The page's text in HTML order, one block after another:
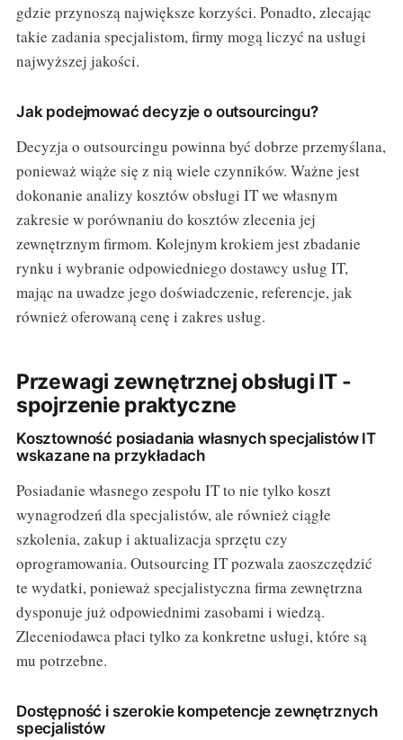
gdzie przynoszą największe korzyści. Ponadto, zlecając
takie zadania specjalistom, firmy mogą liczyć na usługi
najwyższej jakości.
Jak podejmować decyzje o outsourcingu?
Decyzja o outsourcingu powinna być dobrze przemyślana,
ponieważ wiąże się z nią wiele czynników. Ważne jest
dokonanie analizy kosztów obsługi IT we własnym
zakresie w porównaniu do kosztów zlecenia jej
zewnętrznym firmom. Kolejnym krokiem jest zbadanie
rynku i wybranie odpowiedniego dostawcy usług IT,
mając na uwadze jego doświadczenie, referencje, jak
również oferowaną cenę i zakres usług.
Przewagi zewnętrznej obsługi IT -
spojrzenie praktyczne
Kosztowność posiadania własnych specjalistów IT
wskazane na przykładach
Posiadanie własnego zespołu IT to nie tylko koszt
wynagrodzeń dla specjalistów, ale również ciągłe
szkolenia, zakup i aktualizacja sprzętu czy
oprogramowania. Outsourcing IT pozwala zaoszczędzić
te wydatki, ponieważ specjalistyczna firma zewnętrzna
dysponuje już odpowiednimi zasobami i wiedzą.
Zleceniodawca płaci tylko za konkretne usługi, które są
mu potrzebne.
Dostępność i szerokie kompetencje zewnętrznych
specjalistów